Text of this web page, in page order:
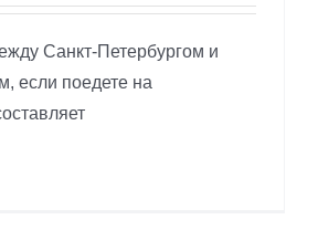
Санкт-Петербургом и
если поедете на